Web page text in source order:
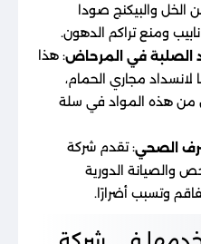
الخل والبيكنج صودا
ومنع تراكم الدهون.
الصلبة في المرحاض: هذا
لانسداد مجاري الحمام،
من هذه المواد في سلة
الصحي: تقدم شركة
والصيانة الدورية
وتسبب أضرارًا.